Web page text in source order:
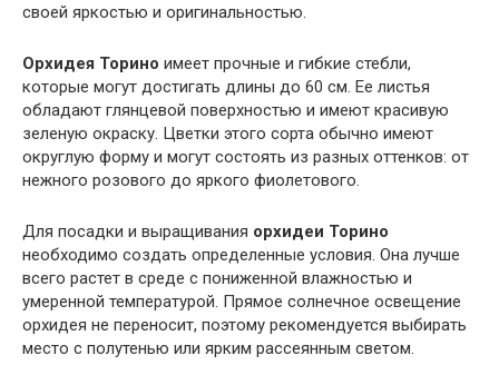
своей яркостью и оригинальностью.
Орхидея Торино имеет прочные и гибкие стебли,
которые могут достигать длины до 60 см. Ее листья
обладают глянцевой поверхностью и имеют красивую
зеленую окраску. Цветки этого сорта обычно имеют
округлую форму и могут состоять из разных оттенков: от
нежного розового до яркого фиолетового.
Для посадки и выращивания орхидеи Торино
необходимо создать определенные условия. Она лучше
всего растет в среде с пониженной влажностью и
умеренной температурой. Прямое солнечное освещение
орхидея не переносит, поэтому рекомендуется выбирать
место с полутенью или ярким рассеянным светом.